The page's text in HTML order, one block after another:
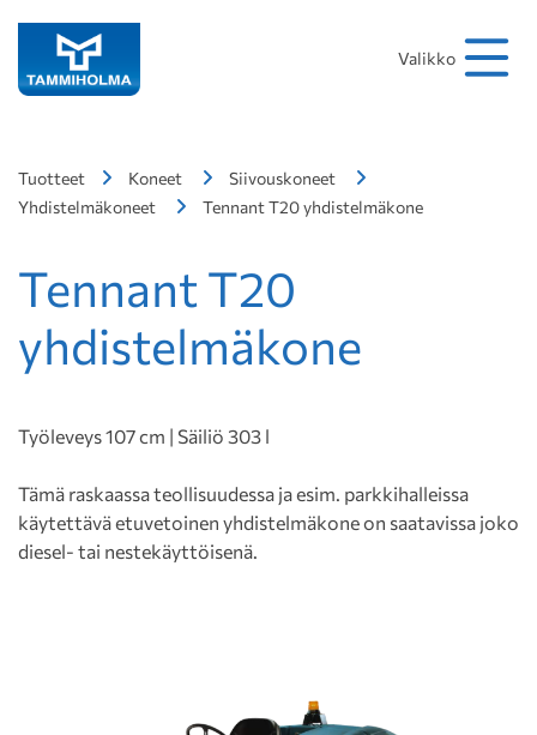
Valikko
Tuotteet Koneet
Siivouskoneet
Yhdistelmäkoneet
Tennant T20 yhdistelmäkone
Tennant T20
yhdistelmäkone
Työleveys 107 cm | Säiliö 303 l
Tämä raskaassa teollisuudessa ja esim. parkkihalleissa
käytettävä etuvetoinen yhdistelmäkone on saatavissa joko
diesel- tai nestekäyttöisenä.